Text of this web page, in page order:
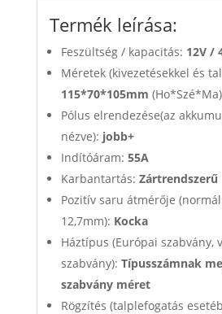
Termék leírása:
Feszültség / kapacitás: 12V /
Méretek (kivezetésekkel és
115*70*105mm (Ho*Szé*Ma)
Pólus elrendezése(az
nézve): jobb+
Indítóáram: 55A
Karbantartás: Zártrendszerű
Pozitív saru átmérője
12,7mm): Kocka
Háztípus (Európai szabvány,
szabvány): Típusszámnak
szabvány méret
Rögzítés (talplefogatás